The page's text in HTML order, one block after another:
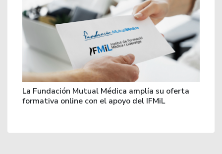
La Fundación Mutual Médica amplía su oferta
formativa online con el apoyo del IFMiL